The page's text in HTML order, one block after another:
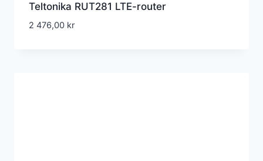
Teltonika RUT281 LTE-router
2 476,00 kr